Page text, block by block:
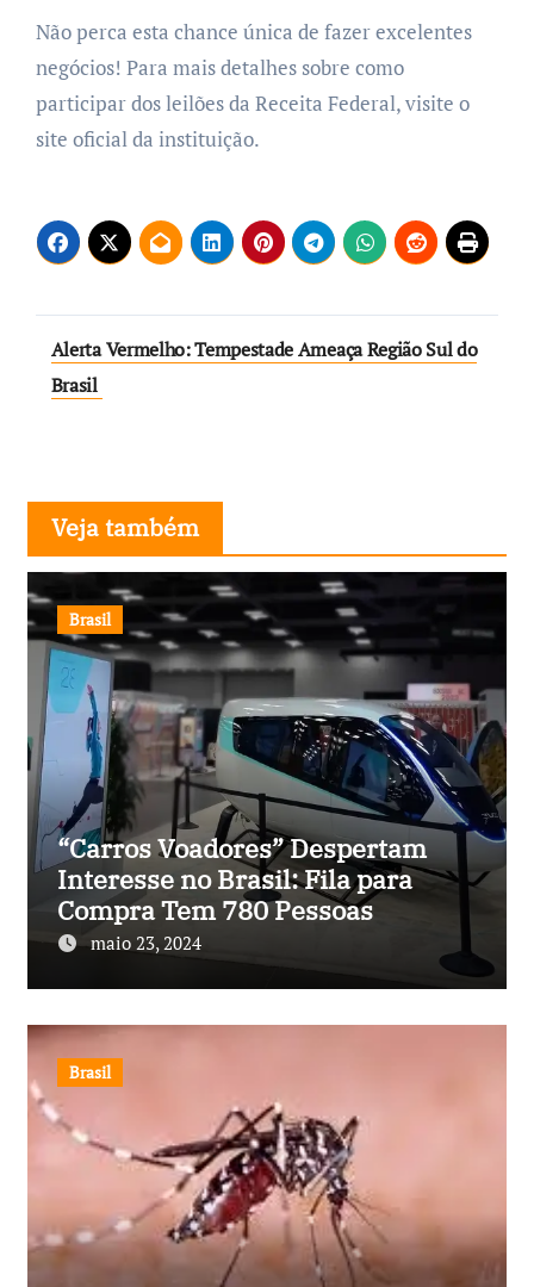
Não perca esta chance única de fazer excelentes
negócios! Para mais detalhes sobre como
participar dos leilões da Receita Federal, visite o
site oficial da instituição.
Navegação
de
Alerta Vermelho: Tempestade Ameaça Região Sul do
Brasil
Veja também
Brasil
“Carros Voadores” Despertam
Interesse no Brasil: Fila para
Compra Tem 780 Pessoas
maio 23, 2024
Brasil